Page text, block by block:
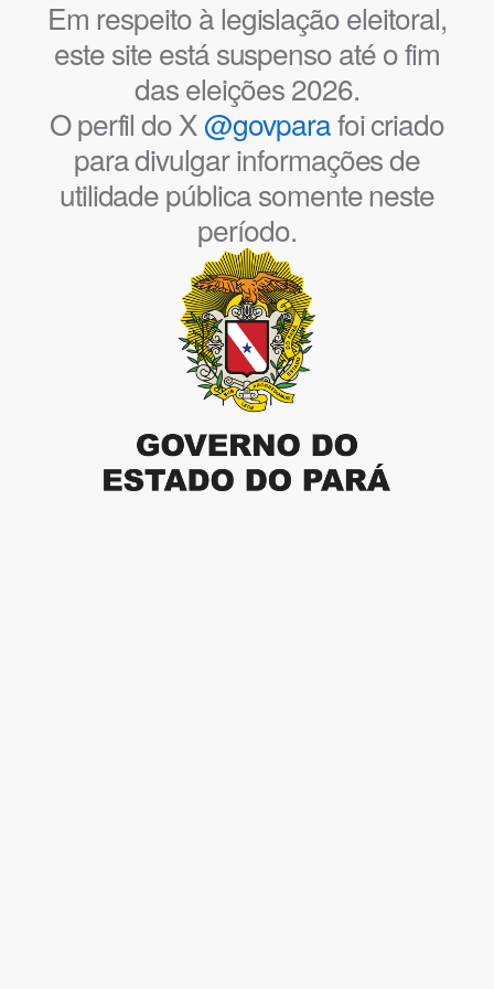
Em respeito à legislação eleitoral,
este site está suspenso até o fim
das eleições 2026.
O perfil do X@govparafoi criado
para divulgar informações de
utilidade pública somente neste
período.